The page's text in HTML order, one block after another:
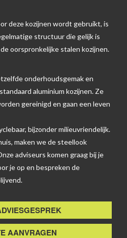
deze kozijnen wordt gebruikt, is
structuur die gelijk is
oorspronkelijke stalen kozijnen.
onderhoudsgemak en
aluminium kozijnen. Ze
gereinigd en gaan een leven
bijzonder milieuvriendelijk.
maken we de steellook
adviseurs komen graag bij je
je op en bespreken de
AANVRAGEN